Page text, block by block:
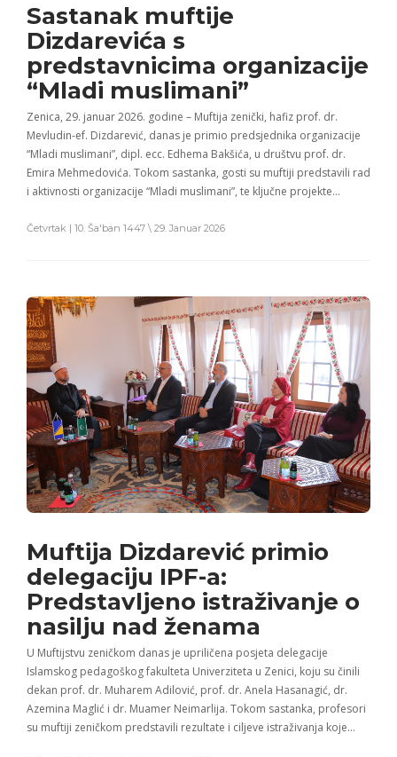
Sastanak muftije
Dizdarevića s
predstavnicima organizacije
“Mladi muslimani”
Zenica, 29. januar 2026. godine – Muftija zenički, hafiz prof. dr.
Mevludin-ef. Dizdarević, danas je primio predsjednika organizacije
“Mladi muslimani”, dipl. ecc. Edhema Bakšića, u društvu prof. dr.
Emira Mehmedovića. Tokom sastanka, gosti su muftiji predstavili rad
i aktivnosti organizacije “Mladi muslimani”, te ključne projekte…
Četvrtak | 10. Ša'ban 1447 \ 29. Januar 2026
Muftija Dizdarević primio
delegaciju IPF-a:
Predstavljeno istraživanje o
nasilju nad ženama
U Muftijstvu zeničkom danas je upriličena posjeta delegacije
Islamskog pedagoškog fakulteta Univerziteta u Zenici, koju su činili
dekan prof. dr. Muharem Adilović, prof. dr. Anela Hasanagić, dr.
Azemina Maglić i dr. Muamer Neimarlija. Tokom sastanka, profesori
su muftiji zeničkom predstavili rezultate i ciljeve istraživanja koje…